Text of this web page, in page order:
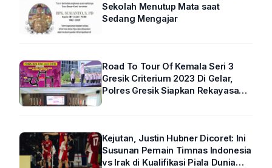
Sekolah Menutup Mata saat
Sedang Mengajar
Road To Tour Of Kemala Seri 3
Gresik Criterium 2023 Di Gelar,
Polres Gresik Siapkan Rekayasa
Kejutan, Justin Hubner Dicoret: Ini
Susunan Pemain Timnas Indonesia
vs Irak di Kualifikasi Piala Dunia